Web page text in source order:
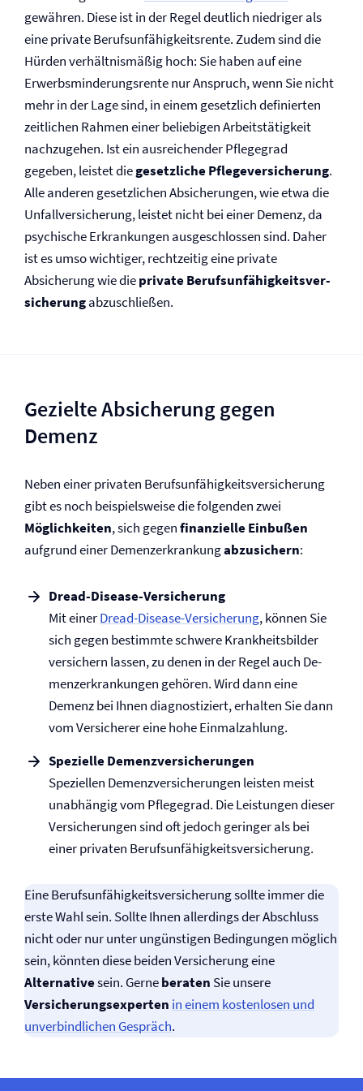
gewähren. Diese ist in der Regel deutlich niedriger als
eine private Berufs­unfähigkeitsrente. Zudem sind die
Hürden verhältnismäßig hoch: Sie haben auf eine
Erwerbsminderungs­rente nur Anspruch, wenn Sie nicht
mehr in der Lage sind, in einem gesetzlich definierten
zeitlichen Rahmen einer beliebigen Arbeitstätigkeit
nachzugehen. Ist ein ausreichender Pflegegrad
gegeben, leistet diegesetzliche Pflege­versicherung.
Alle anderen gesetzlichen Absicherungen, wie etwa die
Unfall­versicherung, leistet nicht bei einer Demenz, da
psychische Erkrankungen ausgeschlossen sind. Daher
ist es umso wichtiger, rechtzeitig eine private
Absicherung wie dieprivate Be­rufs­un­fähig­keits­ver­
siche­rungabzuschließen.
Gezielte Absicherung gegen
Demenz
Neben einer privaten Berufs­unfähigkeits­versicherung
gibt es noch beispielsweise die folgenden zwei
Möglichkeiten, sich gegenfinanzielle Einbußen
aufgrund einer Demenzerkrankungabzusichern:
Dread-Disease-Versicherung
Mit einerDread-Disease-Versicherung, können Sie
sich gegen bestimmte schwere Krankheits­bilder
versichern lassen, zu denen in der Regel auch De­
menz­erkran­kungen gehören. Wird dann eine
Demenz bei Ihnen diagnostiziert, erhalten Sie dann
vom Versicherer eine hohe Einmalzahlung.
Spezielle Demenz­­versicherungen
Speziellen Demenz­versicherungen leisten meist
unabhängig vom Pflegegrad. Die Leistungen dieser
Versicherungen sind oft jedoch geringer als bei
einer privaten Be­rufs­un­fähig­keits­ver­siche­rung.
Eine Berufs­unfähigkeits­versicherung sollte immer die
erste Wahl sein. Sollte Ihnen allerdings der Abschluss
nicht oder nur unter ungünstigen Bedingungen möglich
sein, könnten diese beiden Versicherung eine
Alternativesein. Gerneberaten Sie unsere
Versicherungsexperten in einem kostenlosen und
unverbindlichen Gespräch.